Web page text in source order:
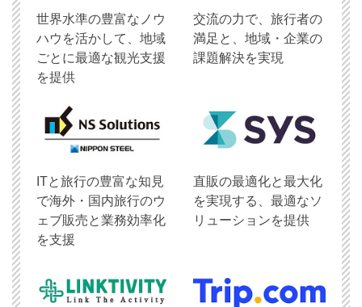
世界水準の豊富なノウ
ハウを活かして、地域
ごとに最適な観光支援
を提供
交流の力で、旅行者の
満足と、地域・企業の
課題解決を実現
ITと旅行の豊富な知見
で海外・国内旅行のウ
ェブ販売と業務効率化
を支援
直販の最適化と最大化
を実現する、最適なソ
リューションを提供